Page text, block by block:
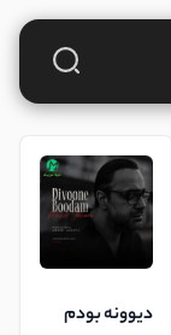
دیوونه بودم